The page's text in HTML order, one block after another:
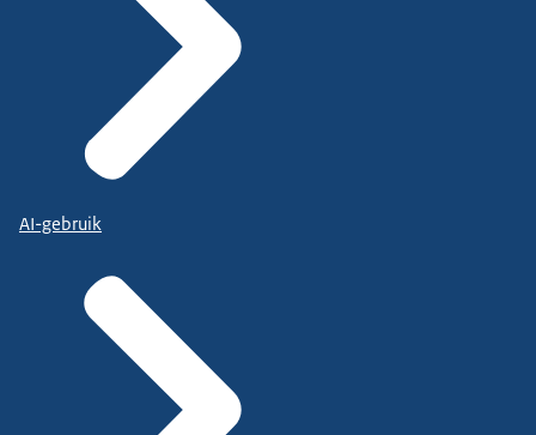
AI-gebruik